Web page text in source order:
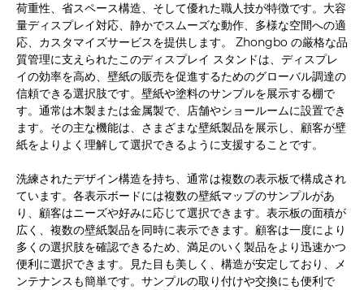
荷重性、省スペース構造、そして優れた職人技が特徴です。大容
量ディスプレイ対応、静かでスムーズな動作、多様な空間への適
応、カスタマイズサービスを提供します。 Zhongbo の厳格な品
質管理に支えられたこのディスプレイ スタンドは、ディスプレ
イの効率を高め、壁紙の販売を促進するためのグローバル調達の
信頼できる選択肢です。壁紙や塗料のサンプルを展示する棚で
す。通常は木製または金属製で、店舗やショールームに設置でき
ます。その主な機能は、さまざまな壁紙製品を展示し、顧客が壁
紙をよりよく理解して選択できるように支援することです。
洗練されたデザイン構造を持ち、通常は複数の表示板で構成され
ています。各表示ボードには複数の壁紙マップのサンプルがあ
り、顧客はニーズや好みに応じて選択できます。表示板の面積が
広く、複数の壁紙製品を同時に表示できます。顧客は一度により
多くの選択肢を確認できるため、満足のいく製品をより迅速かつ
便利に選択できます。見た目も美しく、構造が安定しており、メ
ンテナンスも簡単です。サンプルの取り付けや交換にも便利で